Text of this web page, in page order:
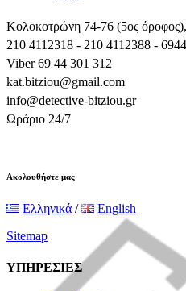
Κολοκοτρώνη 74-76 (5ος όροφος),
210 4112318 - 210 4112388 -
Viber 69 44 301 312
kat.bitziou@gmail.com
info@detective-bitziou.gr
Ωράριο 24/7
Ακολουθήστε μας
Ελληνικά /
English
Sitemap
ΥΠΗΡΕΣΙΕΣ